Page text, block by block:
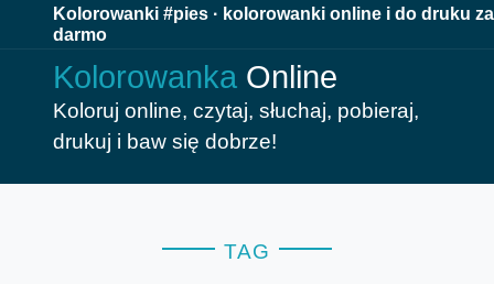
Kolorowanki #pies · kolorowanki online i do druku za
darmo
Kolorowanka Online
Koloruj online, czytaj, słuchaj, pobieraj,
drukuj i baw się dobrze!
TAG